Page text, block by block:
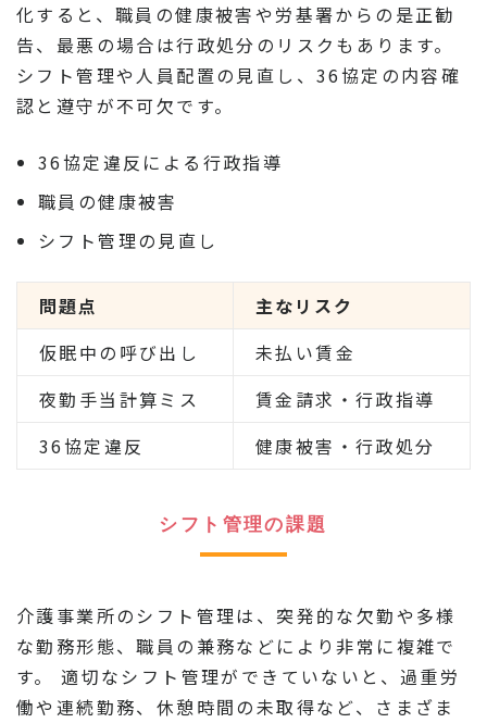
化すると、職員の健康被害や労基署からの是正勧
告、最悪の場合は行政処分のリスクもあります。
シフト管理や人員配置の見直し、36協定の内容確
認と遵守が不可欠です。
36協定違反による行政指導
職員の健康被害
シフト管理の見直し
問題点
主なリスク
仮眠中の呼び出し
未払い賃金
夜勤手当計算ミス
賃金請求・行政指導
36協定違反
健康被害・行政処分
シフト管理の課題
介護事業所のシフト管理は、突発的な欠勤や多様
な勤務形態、職員の兼務などにより非常に複雑で
す。 適切なシフト管理ができていないと、過重労
働や連続勤務、休憩時間の未取得など、さまざま